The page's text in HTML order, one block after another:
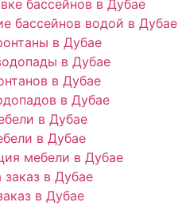
бассейнов в Дубае
бассейнов водой в Дубае
в Дубае
в Дубае
в Дубае
в Дубае
в Дубае
в Дубае
мебели в Дубае
в Дубае
в Дубае